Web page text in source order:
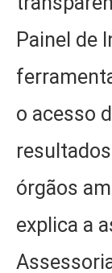
Painel de
o acesso
órgãos
explica a